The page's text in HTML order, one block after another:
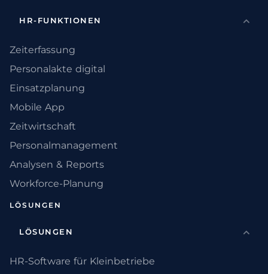
HR-FUNKTIONEN
Zeiterfassung
Personalakte digital
Einsatzplanung
Mobile App
Zeitwirtschaft
Personalmanagement
Analysen & Reports
Workforce-Planung
LÖSUNGEN
LÖSUNGEN
HR-Software für Kleinbetriebe